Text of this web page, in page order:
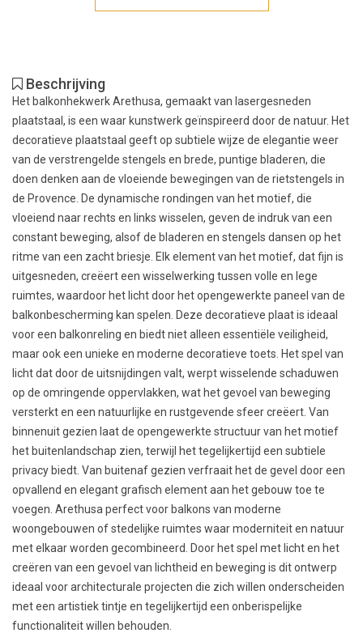
Beschrijving
Het balkonhekwerk Arethusa, gemaakt van lasergesneden
plaatstaal, is een waar kunstwerk geïnspireerd door de natuur. Het
decoratieve plaatstaal geeft op subtiele wijze de elegantie weer
van de verstrengelde stengels en brede, puntige bladeren, die
doen denken aan de vloeiende bewegingen van de rietstengels in
de Provence. De dynamische rondingen van het motief, die
vloeiend naar rechts en links wisselen, geven de indruk van een
constant beweging, alsof de bladeren en stengels dansen op het
ritme van een zacht briesje. Elk element van het motief, dat fijn is
uitgesneden, creëert een wisselwerking tussen volle en lege
ruimtes, waardoor het licht door het opengewerkte paneel van de
balkonbescherming kan spelen. Deze decoratieve plaat is ideaal
voor een balkonreling en biedt niet alleen essentiële veiligheid,
maar ook een unieke en moderne decoratieve toets. Het spel van
licht dat door de uitsnijdingen valt, werpt wisselende schaduwen
op de omringende oppervlakken, wat het gevoel van beweging
versterkt en een natuurlijke en rustgevende sfeer creëert. Van
binnenuit gezien laat de opengewerkte structuur van het motief
het buitenlandschap zien, terwijl het tegelijkertijd een subtiele
privacy biedt. Van buitenaf gezien verfraait het de gevel door een
opvallend en elegant grafisch element aan het gebouw toe te
voegen. Arethusa perfect voor balkons van moderne
woongebouwen of stedelijke ruimtes waar moderniteit en natuur
met elkaar worden gecombineerd. Door het spel met licht en het
creëren van een gevoel van lichtheid en beweging is dit ontwerp
ideaal voor architecturale projecten die zich willen onderscheiden
met een artistiek tintje en tegelijkertijd een onberispelijke
functionaliteit willen behouden.